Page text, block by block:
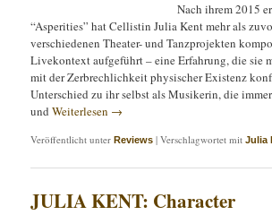
Nach ihrem 2015
“Asperities” hat Cellistin Julia Kent mehr als
verschiedenen Theater- und Tanzprojekten
Livekontext aufgeführt – eine Erfahrung, die sie
mit der Zerbrechlichkeit physischer Existenz
Unterschied zu ihr selbst als Musikerin, die
undWeiterlesen →
Veröffentlicht unter Reviews |Verschlagwortet mit Julia
JULIA KENT: Character